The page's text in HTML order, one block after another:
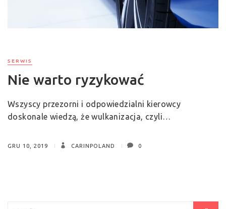
SERWIS
Nie warto ryzykować
Wszyscy przezorni i odpowiedzialni kierowcy
doskonale wiedzą, że wulkanizacja, czyli…
GRU 10, 2019 CARINPOLAND 0